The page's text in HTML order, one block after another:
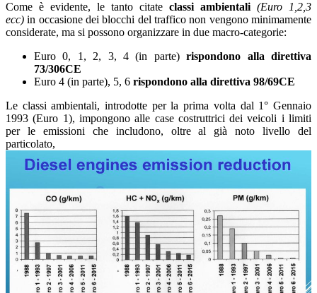
Come è evidente, le tanto citate classi ambientali (Euro 1,2,3
ecc)in occasione dei blocchi del traffico non vengono minimamente
considerate, ma si possono organizzare in due macro-categorie:
Euro 0, 1, 2, 3, 4 (in parte)rispondono alla direttiva
73/306CE
Euro 4 (in parte), 5, 6 rispondono alla direttiva 98/69CE
Le classi ambientali, introdotte per la prima volta dal 1° Gennaio
1993 (Euro 1), impongono alle case costruttrici dei veicoli i limiti
per le emissioni che includono, oltre al già noto livello del
particolato,